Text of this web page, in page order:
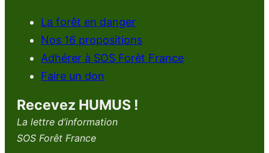
La forêt en danger
Nos 16 propositions
Adhérer à SOS Forêt France
Faire un don
Recevez HUMUS !
La lettre d’information
SOS Forêt France